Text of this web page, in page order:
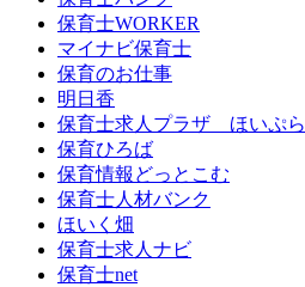
保育士WORKER
マイナビ保育士
保育のお仕事
明日香
保育士求人プラザ ほいぷら
保育ひろば
保育情報どっとこむ
保育士人材バンク
ほいく畑
保育士求人ナビ
保育士net